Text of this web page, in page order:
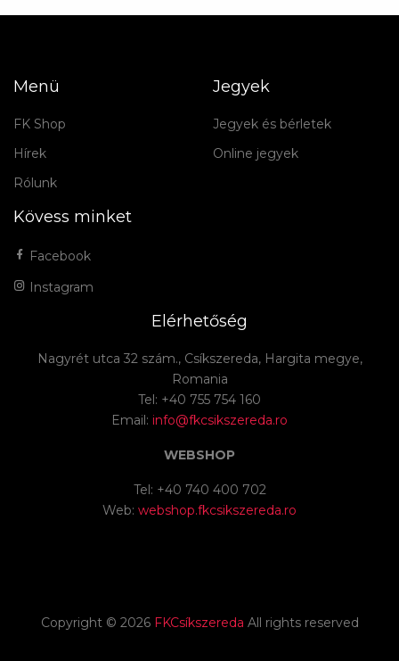
Menü
FK Shop
Hírek
Rólunk
Jegyek
Jegyek és bérletek
Online jegyek
Kövess minket
Facebook
Instagram
Elérhetőség
Nagyrét utca 32 szám., Csíkszereda, Hargita megye,
Romania
Tel: +40 755 754 160
Email: info@fkcsikszereda.ro
WEBSHOP
Tel: +40 740 400 702
Web: webshop.fkcsikszereda.ro
Copyright © 2026 FKCsíkszereda All rights reserved